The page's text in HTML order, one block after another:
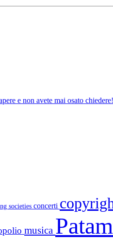
e non avete mai osato chiedere!
societies concerti
musica